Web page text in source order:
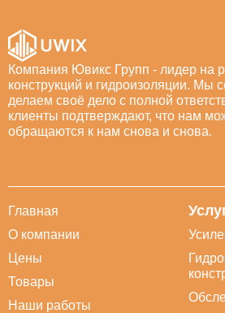
Компания Ювикс Групп - лидер на
конструкций и гидроизоляции. Мы
делаем своё дело с полной
клиенты подтверждают, что нам
обращаются к нам снова и снова.
Главная
О компании
Цены
Товары
Наши работы